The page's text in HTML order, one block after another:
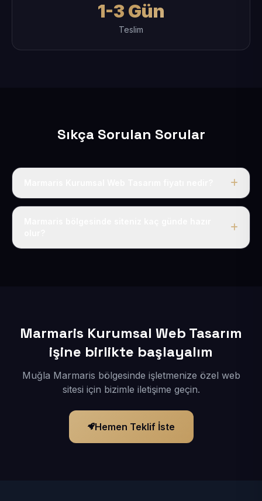
1-3 Gün
Teslim
Sıkça Sorulan Sorular
Tek fiyat uygulanır: yıllık 50 USD + KDV. Bu bedele alan
Marmaris Kurumsal Web Tasarım
işine birlikte başlayalım
Muğla Marmaris bölgesinde işletmenize özel web
sitesi için bizimle iletişime geçin.
Hemen Teklif İste